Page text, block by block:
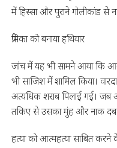
में हिस्सा और पुराने गोलीकांड से
प्रेमिका को बनाया हथियार
जांच में यह भी सामने आया कि
भी साजिश में शामिल किया।
अत्यधिक शराब पिलाई गई। जब
तकिए से उसका मुंह और नाक
हत्या को आत्महत्या साबित